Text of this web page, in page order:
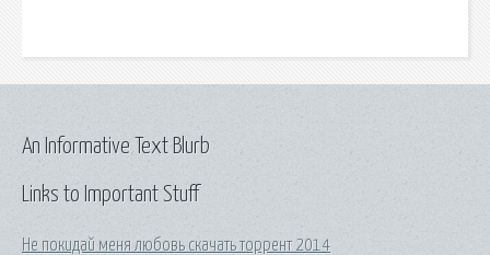
Links to Important Stuff
Не покидай меня любовь скачать торрент 2014
An Informative Text Blurb